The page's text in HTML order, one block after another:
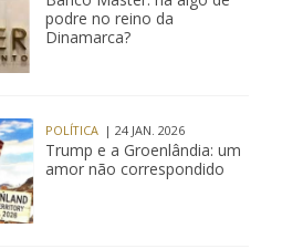
podre no reino da
Dinamarca?
POLÍTICA | 24 JAN. 2026
Trump e a Groenlândia: um
amor não correspondido